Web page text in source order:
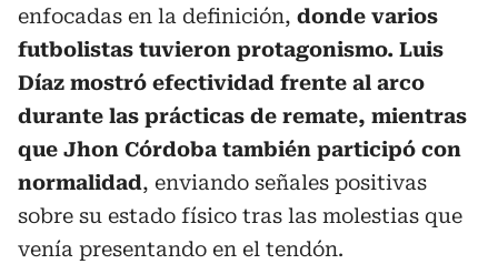
enfocadas en la definición, donde varios
futbolistas tuvieron protagonismo. Luis
Díaz mostró efectividad frente al arco
durante las prácticas de remate, mientras
que Jhon Córdoba también participó con
normalidad, enviando señales positivas
sobre su estado físico tras las molestias que
venía presentando en el tendón.